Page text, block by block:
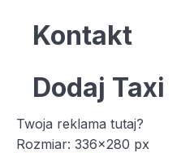
Kontakt
Dodaj Taxi
Twoja reklama tutaj?
Rozmiar: 336x280 px